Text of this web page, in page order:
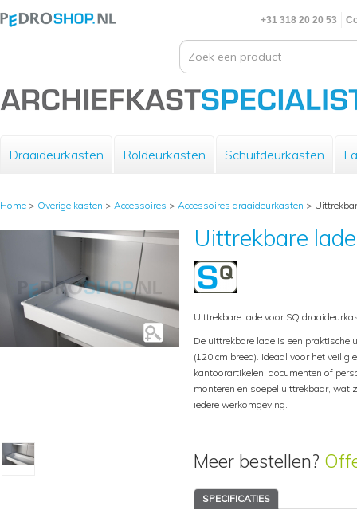
+31 318 20 20 53
Draaideurkasten Roldeurkasten Schuifdeurkasten
Home > Overige kasten > Accessoires > Accessoires draaideurkasten >
Uittrekbare
Uittrekbare lade voor SQ
De uittrekbare lade is een
(120 cm breed). Ideaal voor het veilig
kantoorartikelen, documenten of
monteren en soepel uittrekbaar, wat
iedere werkomgeving.
Meer bestellen?
SPECIFICATIES